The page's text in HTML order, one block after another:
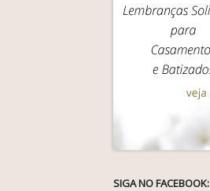
SIGA NO FACEBOOK: